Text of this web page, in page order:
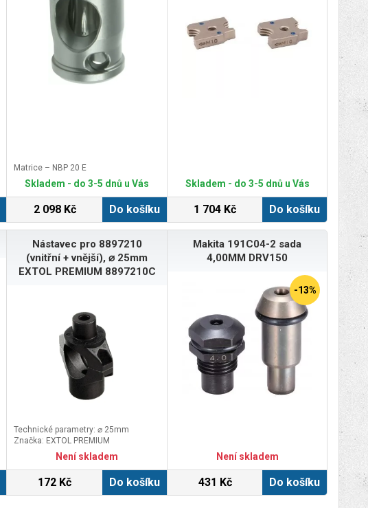
Matrice – NBP 20 E
Skladem - do 3-5 dnů u Vás
2 098 Kč Do košíku
Skladem - do 3-5 dnů u Vás
1 704 Kč Do košíku
Nástavec pro 8897210
(vnitřní + vnější), ⌀ 25mm
EXTOL PREMIUM 8897210C
Technické parametry: ⌀ 25mm
Značka: EXTOL PREMIUM
Není skladem
172 Kč Do košíku
Makita 191C04-2 sada
4,00MM DRV150
-13%
Není skladem
431 Kč Do košíku